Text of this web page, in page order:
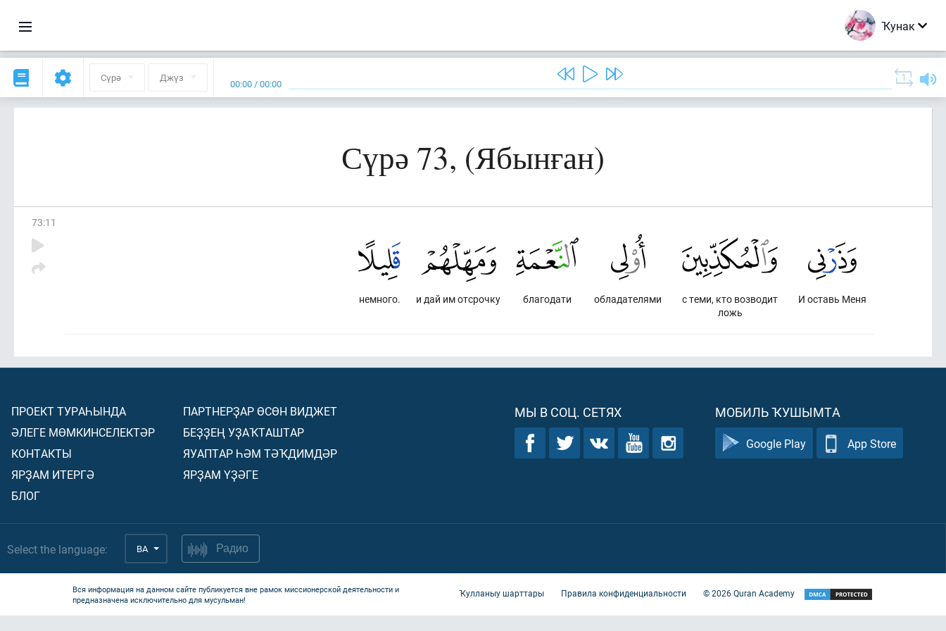
Ҡунак
Сүрә Джүз 00:00 /00:00
Сүрә 73, (Ябынған)
73:11
И оставь Меня
с теми, кто возводит
ложь
обладателями
благодати
и дай им отсрочку
немного.
ПРОЕКТ ТУРАҺЫНДА
ӘЛЕГЕ МӨМКИНСЕЛЕКТӘР
КОНТАКТЫ
ЯРҘАМ ИТЕРГӘ
БЛОГ
ПАРТНЕРҘАР ӨСӨН ВИДЖЕТ
БЕҘҘЕҢ УҘАҠТАШТАР
ЯУАПТАР ҺӘМ ТӘҠДИМДӘР
ЯРҘАМ ҮҘӘГЕ
МЫ В СОЦ. СЕТЯХ МОБИЛЬ ҠУШЫМТА
Google Play App Store
Select the language: BA Радио
Вся информация на данном сайте публикуется вне рамок миссионерской деятельности и
предназначена исключительно для мусульман!
Ҡулланыу шарттары Правила конфиденциальности ©2026Quran Academy